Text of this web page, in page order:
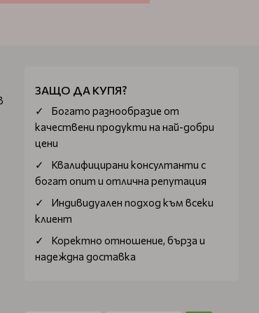
ЗАЩО ДА КУПЯ?
Богатo разнообразие от
качествени продукти на най-добри
цени
Квалифицирани консултанти с
богат опит и отлична репутация
Индивидуален подход към всеки
клиент
Коректно отношение, бърза и
надеждна доставка